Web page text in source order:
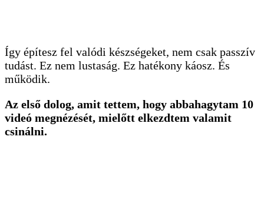
Így építesz fel valódi készségeket, nem csak passzív
tudást. Ez nem lustaság. Ez hatékony káosz. És
működik.
Az első dolog, amit tettem, hogy abbahagytam 10
videó megnézését, mielőtt elkezdtem valamit
csinálni.